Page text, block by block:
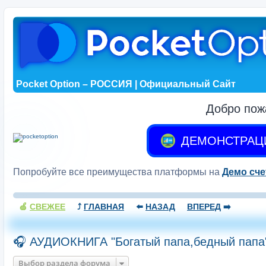
Pocket Option – РОССИЯ | Официальный Сайт
Добро
Попробуйте все преимущества платформы на Демо
🍏 СВЕЖЕЕ ⤴️ ГЛАВНАЯ ⬅️ НАЗАД ВПЕРЕД ➡️
🎧 АУДИОКНИГА "Богатый папа,бедный
Выбор раздела форума